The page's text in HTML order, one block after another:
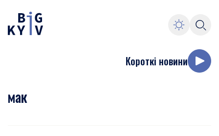
Короткі новини
мак